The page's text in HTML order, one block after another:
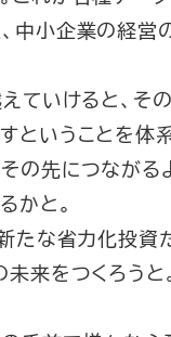
中小企業の経営
ていけると、そ
ということを体
の先につながる
かと。
たな省力化投資
来をつくろうと